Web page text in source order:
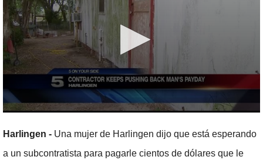
of
minutes,
Harlingen - Una mujer de Harlingen dijo que está esperando
a un subcontratista para pagarle cientos de dólares que le